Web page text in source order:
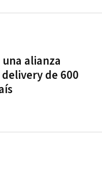
una alianza
de 600